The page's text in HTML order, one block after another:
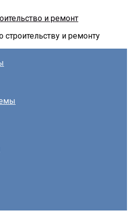
и ремонт
и ремонту